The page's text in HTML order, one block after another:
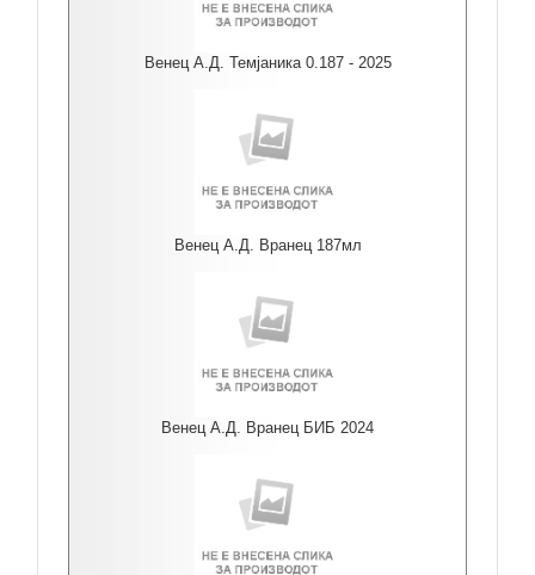
Венец А.Д. Темјаника 0.187 - 2025
Венец А.Д. Вранец 187мл
Венец А.Д. Вранец БИБ 2024